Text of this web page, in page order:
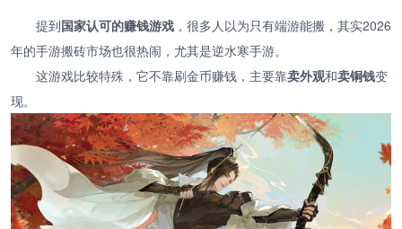
提到国家认可的赚钱游戏 ，很多人以为只有端游能搬，其实2026
年的手游搬砖市场也很热闹，尤其是逆水寒手游。
这游戏比较特殊，它不靠刷金币赚钱，主要靠卖外观和卖铜钱变
现。